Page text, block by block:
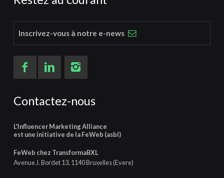
Inscrivez-vous à notre e-news
Contactez-nous
L'Influencer Marketing Alliance
est une initiative de la FeWeb (asbl)
FeWeb chez TransformaBXL
Avenue J. Bordet 13, 1140 Bruxelles (Evere)